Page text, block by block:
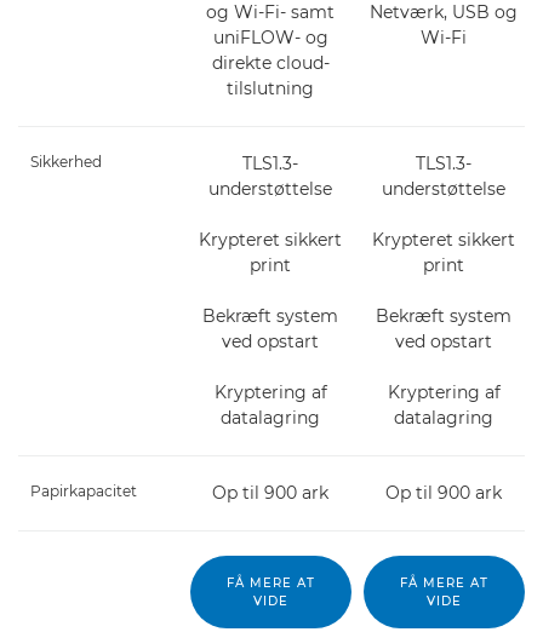
og Wi-Fi- samt
uniFLOW- og
direkte cloud-
tilslutning
Netværk, USB og
Wi-Fi
Sikkerhed
TLS1.3-
understøttelse
Krypteret sikkert
print
Bekræft system
ved opstart
Kryptering af
datalagring
TLS1.3-
understøttelse
Krypteret sikkert
print
Bekræft system
ved opstart
Kryptering af
datalagring
Papirkapacitet Op til 900 ark Op til 900 ark
FÅ MERE AT
VIDE
FÅ MERE AT
VIDE